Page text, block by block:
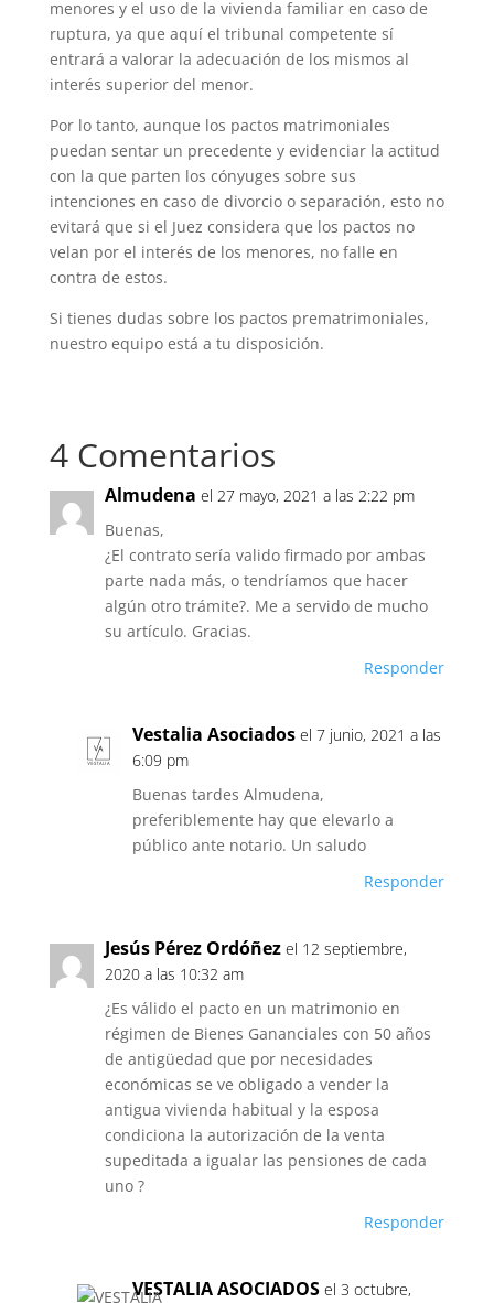
menores y el uso de la vivienda familiar en caso de
ruptura, ya que aquí el tribunal competente sí
entrará a valorar la adecuación de los mismos al
interés superior del menor.
Por lo tanto, aunque los pactos matrimoniales
puedan sentar un precedente y evidenciar la actitud
con la que parten los cónyuges sobre sus
intenciones en caso de divorcio o separación, esto no
evitará que si el Juez considera que los pactos no
velan por el interés de los menores, no falle en
contra de estos.
Si tienes dudas sobre los pactos prematrimoniales,
nuestro equipo está a tu disposición.
4 Comentarios
Almudena el 27 mayo, 2021 a las 2:22 pm
Buenas,
¿El contrato sería valido firmado por ambas
parte nada más, o tendríamos que hacer
algún otro trámite?. Me a servido de mucho
su artículo. Gracias.
Responder
Vestalia Asociados el 7 junio, 2021 a las
6:09 pm
Buenas tardes Almudena,
preferiblemente hay que elevarlo a
público ante notario. Un saludo
Responder
Jesús Pérez Ordóñez el 12 septiembre,
2020 a las 10:32 am
¿Es válido el pacto en un matrimonio en
régimen de Bienes Gananciales con 50 años
de antigüedad que por necesidades
económicas se ve obligado a vender la
antigua vivienda habitual y la esposa
condiciona la autorización de la venta
supeditada a igualar las pensiones de cada
uno ?
Responder
VESTALIA ASOCIADOS el 3 octubre,